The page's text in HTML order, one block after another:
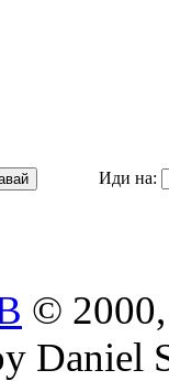
Иди на:
©
Daniel